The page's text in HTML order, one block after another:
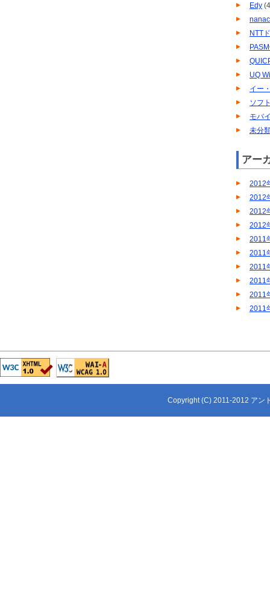
Edy
NTT
UQ
イー
ソフ
モバ
未分
アー
2012
2012
2012
2012
2011
2011
2011
2011
2011
2011
Copyright (C) 2011-2012 アン